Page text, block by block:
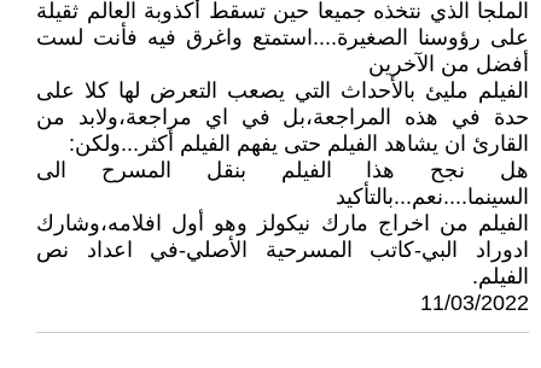
الملجأ الذي نتخذه جميعا حين تسقط أكذوبة العالم ثقيلة
على رؤوسنا الصغيرة....استمتع واغرق فيه فأنت لست
أفضل من الآخرين
الفيلم مليئ بالأحداث التي يصعب التعرض لها كلا على
حدة في هذه المراجعة،بل في اي مراجعة،ولابد من
القارئ ان يشاهد الفيلم حتى يفهم الفيلم أكثر...ولكن:
هل نجح هذا الفيلم بنقل المسرح الى
السينما....نعم...بالتأكيد
الفيلم من اخراج مارك نيكولز وهو أول افلامه،وشارك
ادوراد البي-كاتب المسرحية الأصلي-في اعداد نص
الفيلم.
11/03/2022